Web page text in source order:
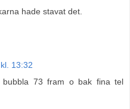
hade stavat det.
13:32
bubbla 73 fram o bak fina tel